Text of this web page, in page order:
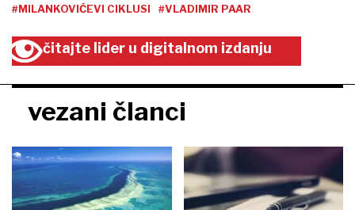
#MILANKOVIĆEVI CIKLUSI
#VLADIMIR PAAR
čitajte lider u digitalnom izdanju
vezani članci